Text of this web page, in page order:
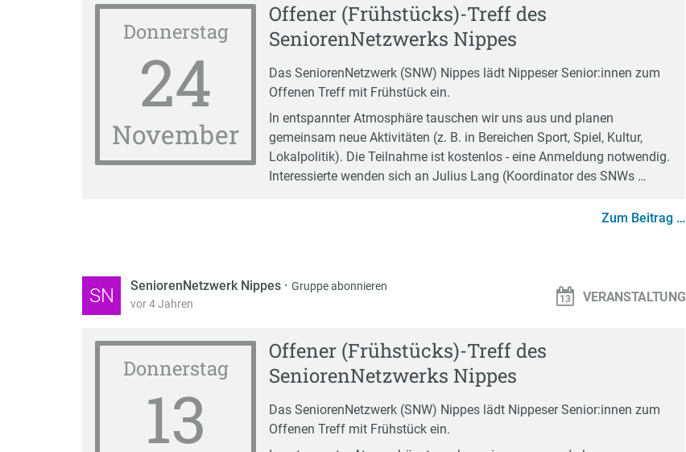
Donnerstag
24
November
Offener (Frühstücks)-Treff des
SeniorenNetzwerks Nippes
Das SeniorenNetzwerk (SNW) Nippes lädt Nippeser Senior:innen zum
Offenen Treff mit Frühstück ein.
In entspannter Atmosphäre tauschen wir uns aus und planen
gemeinsam neue Aktivitäten (z. B. in Bereichen Sport, Spiel, Kultur,
Lokalpolitik). Die Teilnahme ist kostenlos - eine Anmeldung notwendig.
Interessierte wenden sich an Julius Lang (Koordinator des SNWs …
Zum Beitrag …
SN SeniorenNetzwerk Nippes · Gruppe abonnieren
vor 4 Jahren
VERANSTALTUNG
Donnerstag
13
Offener (Frühstücks)-Treff des
SeniorenNetzwerks Nippes
Das SeniorenNetzwerk (SNW) Nippes lädt Nippeser Senior:innen zum
Offenen Treff mit Frühstück ein.